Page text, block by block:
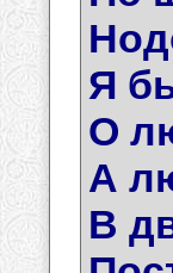
Я
О
А
В